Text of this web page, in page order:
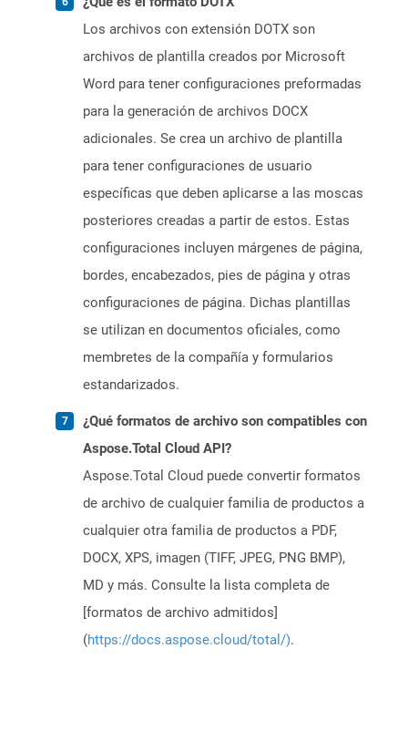
Los archivos con extensión DOTX son
archivos de plantilla creados por Microsoft
Word para tener configuraciones preformadas
para la generación de archivos DOCX
adicionales. Se crea un archivo de plantilla
para tener configuraciones de usuario
específicas que deben aplicarse a las moscas
posteriores creadas a partir de estos. Estas
configuraciones incluyen márgenes de página,
bordes, encabezados, pies de página y otras
configuraciones de página. Dichas plantillas
se utilizan en documentos oficiales, como
membretes de la compañía y formularios
estandarizados.
¿Qué formatos de archivo son compatibles con
Aspose.Total Cloud API?
Aspose.Total Cloud puede convertir formatos
de archivo de cualquier familia de productos a
cualquier otra familia de productos a PDF,
DOCX, XPS, imagen (TIFF, JPEG, PNG BMP),
MD y más. Consulte la lista completa de
[formatos de archivo admitidos]
(https://docs.aspose.cloud/total/).